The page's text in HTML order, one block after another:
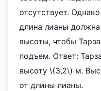
отсутствует.
длина лианы
высоты, чтобы
подъем. Ответ:
высоту \(3,2\) м.
от длины лианы.